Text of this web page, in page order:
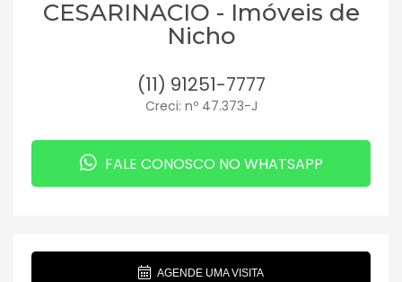
CESARINACIO - Imóveis de
Nicho
(11) 91251-7777
Creci: nº 47.373-J
FALE CONOSCO NO WHATSAPP
AGENDE UMA VISITA